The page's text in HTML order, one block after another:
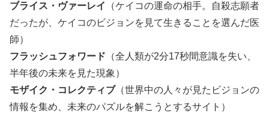
ブライス・ヴァーレイ
（ケイコの運命の相手。自殺志願者
だったが、ケイコのビジョンを見て生きることを選んだ医
師）
フラッシュフォワード （全人類が2分17秒間意識を失い、
半年後の未来を見た現象）
モザイク・コレクティブ（世界中の人々が見たビジョンの
情報を集め、未来のパズルを解こうとするサイト）